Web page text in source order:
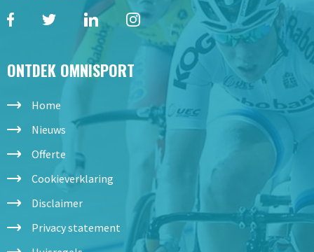
ONTDEK OMNISPORT
Home
Nieuws
Offerte
Cookieverklaring
Disclaimer
Privacy statement